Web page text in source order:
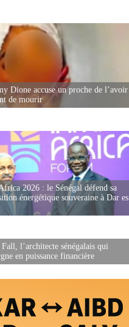
Dione accuse un proche de l’avoir
de mourir
2026 : le Sénégal défend sa
énergétique souveraine à Dar es
l’architecte sénégalais qui
en puissance financière